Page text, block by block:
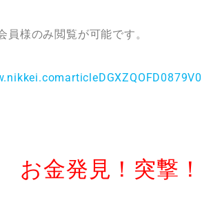
員様のみ閲覧が可能です。
お金発見！突撃